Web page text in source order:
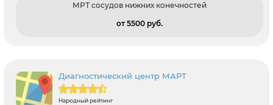
МРТ сосудов нижних конечностей
от 5500 pуб.
Диагностический центр МАРТ
Народный рейтинг